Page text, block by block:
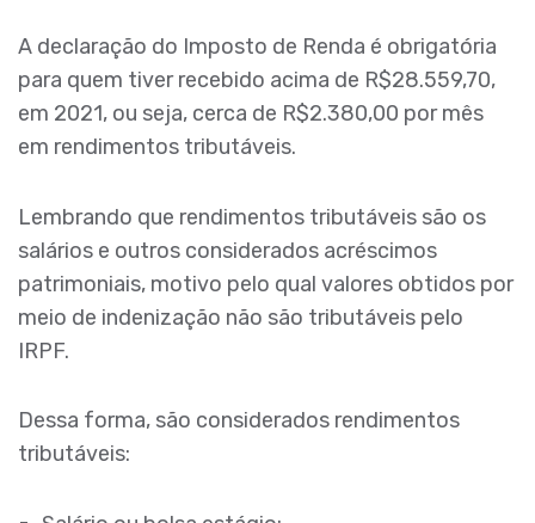
A declaração do Imposto de Renda é obrigatória
para quem tiver recebido acima de R$28.559,70,
em 2021, ou seja, cerca de R$2.380,00 por mês
em rendimentos tributáveis.
Lembrando que rendimentos tributáveis são os
salários e outros considerados acréscimos
patrimoniais, motivo pelo qual valores obtidos por
meio de indenização não são tributáveis pelo
IRPF.
Dessa forma, são considerados rendimentos
tributáveis: